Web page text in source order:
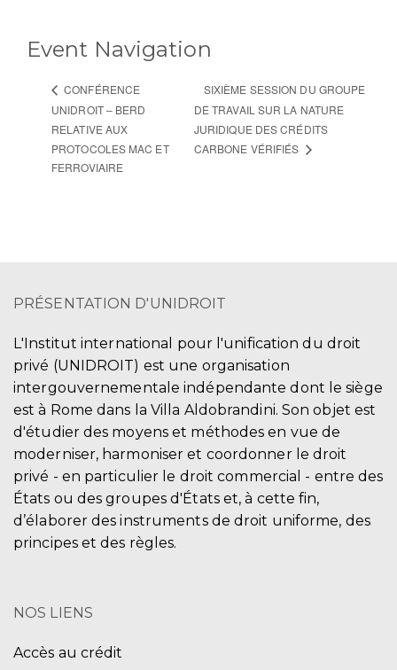
Event Navigation
CONFÉRENCE
UNIDROIT – BERD
RELATIVE AUX
PROTOCOLES MAC ET
FERROVIAIRE
SIXIÈME SESSION DU GROUPE
DE TRAVAIL SUR LA NATURE
JURIDIQUE DES CRÉDITS
CARBONE VÉRIFIÉS
PRÉSENTATION D'UNIDROIT
L'Institut international pour l'unification du droit
privé (UNIDROIT) est une organisation
intergouvernementale indépendante dont le siège
est à Rome dans la Villa Aldobrandini. Son objet est
d'étudier des moyens et méthodes en vue de
moderniser, harmoniser et coordonner le droit
privé - en particulier le droit commercial - entre des
États ou des groupes d'États et, à cette fin,
d’élaborer des instruments de droit uniforme, des
principes et des règles.
NOS LIENS
Accès au crédit